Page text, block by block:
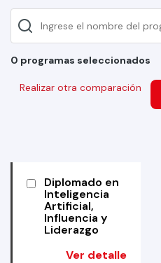
0 programas seleccionados
Realizar otra comparación
Diplomado en
Inteligencia
Artificial,
Influencia y
Liderazgo
Ver detalle